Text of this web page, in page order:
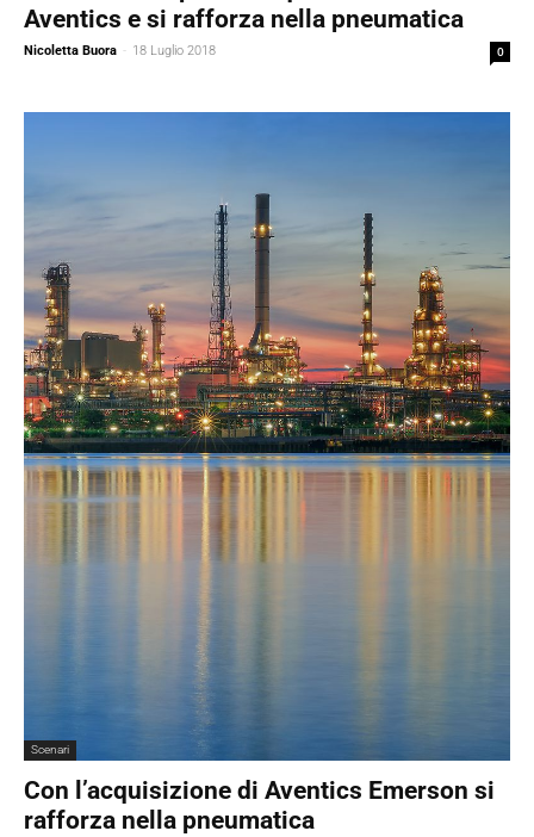
Aventics e si rafforza nella pneumatica
Nicoletta Buora - 18 Luglio 2018 0
Scenari
Con l’acquisizione di Aventics Emerson si
rafforza nella pneumatica